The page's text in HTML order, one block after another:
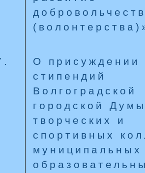
О присуждении
стипендий
Волгоградской
городской
творческих и
спортивных
муниципальных